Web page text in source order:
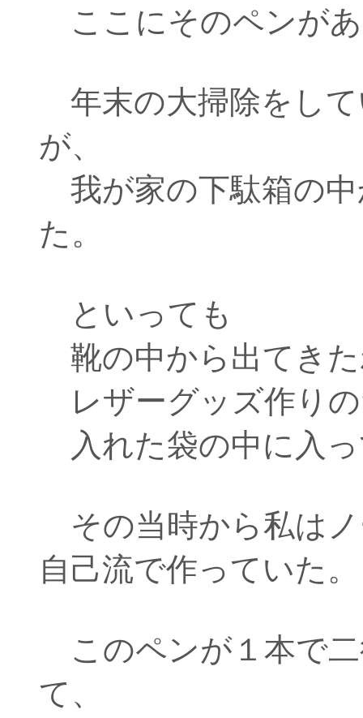
ここにそのペンが
年末の大掃除をし
が、
我が家の下駄箱の
た。
といっても
靴の中から出てき
レザーグッズ作り
入れた袋の中に入
その当時から私は
自己流で作っていた。
このペンが１本で
て、